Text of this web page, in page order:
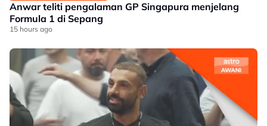
Anwar teliti pengalaman GP Singapura menjelang
Formula 1 di Sepang
15 hours ago